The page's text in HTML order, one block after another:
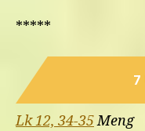
*****
7
Lk 12, 34-35Meng